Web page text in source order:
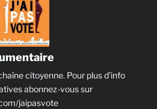
citoyenne. Pour plus d’info
abonnez-vous sur
jaipasvote